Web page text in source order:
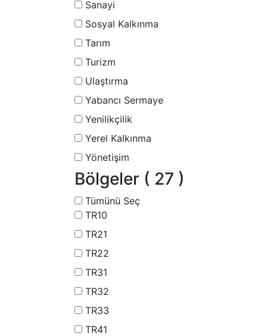
Sanayi
Sosyal Kalkınma
Tarım
Turizm
Ulaştırma
Yabancı Sermaye
Yenilikçilik
Yerel Kalkınma
Yönetişim
Bölgeler ( 27 )
Tümünü Seç
TR10
TR21
TR22
TR31
TR32
TR33
TR41